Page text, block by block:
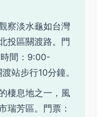
察淡水龜如台灣
投區關渡路。門
間：9:00-
站步行10分鐘。
棲息地之一，風
瑞芳區。門票：